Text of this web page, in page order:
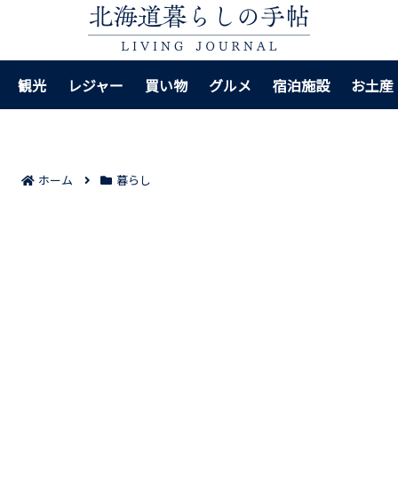
観光 レジャー 買い物 グルメ 宿泊施設 お土産
ホーム 暮らし